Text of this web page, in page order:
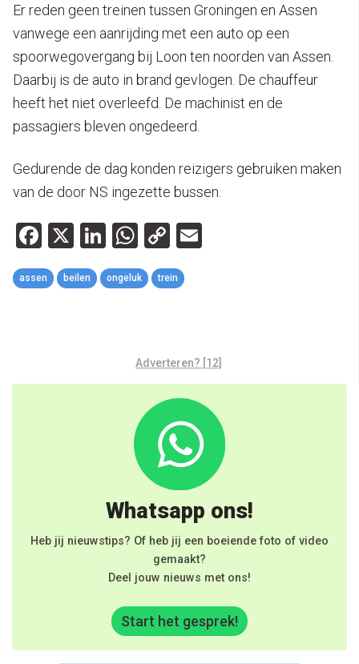
Er reden geen treinen tussen Groningen en Assen
vanwege een aanrijding met een auto op een
spoorwegovergang bij Loon ten noorden van Assen.
Daarbij is de auto in brand gevlogen. De chauffeur
heeft het niet overleefd. De machinist en de
passagiers bleven ongedeerd.
Gedurende de dag konden reizigers gebruiken maken
van de door NS ingezette bussen.
Facebook
X LinkedIn
WhatsApp
Copy
Link
assen beilen ongeluk trein
Adverteren? [12]
Whatsapp ons!
Heb jij nieuwstips? Of heb jij een boeiende foto of video
gemaakt?
Deel jouw nieuws met ons!
Start het gesprek!